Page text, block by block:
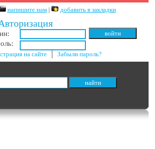
напишите нам| добавить в закладки
на сайте │Забыли пароль?